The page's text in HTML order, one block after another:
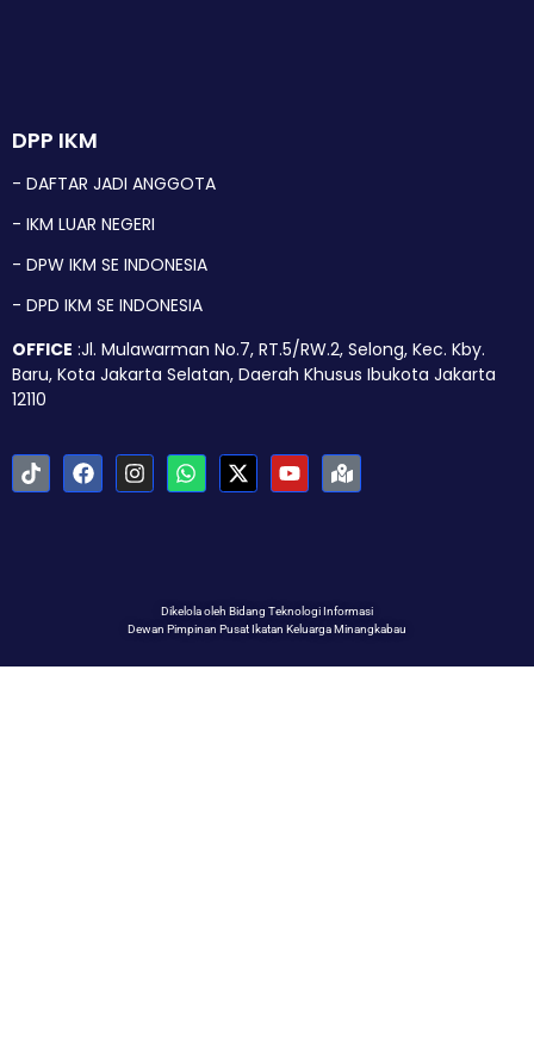
DPP IKM
- DAFTAR JADI ANGGOTA
- IKM LUAR NEGERI
- DPW IKM SE INDONESIA
- DPD IKM SE INDONESIA
OFFICE :Jl. Mulawarman No.7, RT.5/RW.2, Selong, Kec. Kby.
Baru, Kota Jakarta Selatan, Daerah Khusus Ibukota Jakarta
12110
Dikelola oleh Bidang Teknologi Informasi
Dewan Pimpinan Pusat Ikatan Keluarga Minangkabau